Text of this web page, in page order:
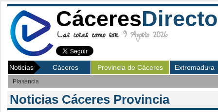
CáceresDirecto
Las cosas como son. 9 Agosto 2026
Noticias Cáceres Provincia de Cáceres Extremadura
Plasencia
Noticias Cáceres Provincia